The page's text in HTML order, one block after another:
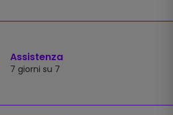
Assistenza
7 giorni su 7